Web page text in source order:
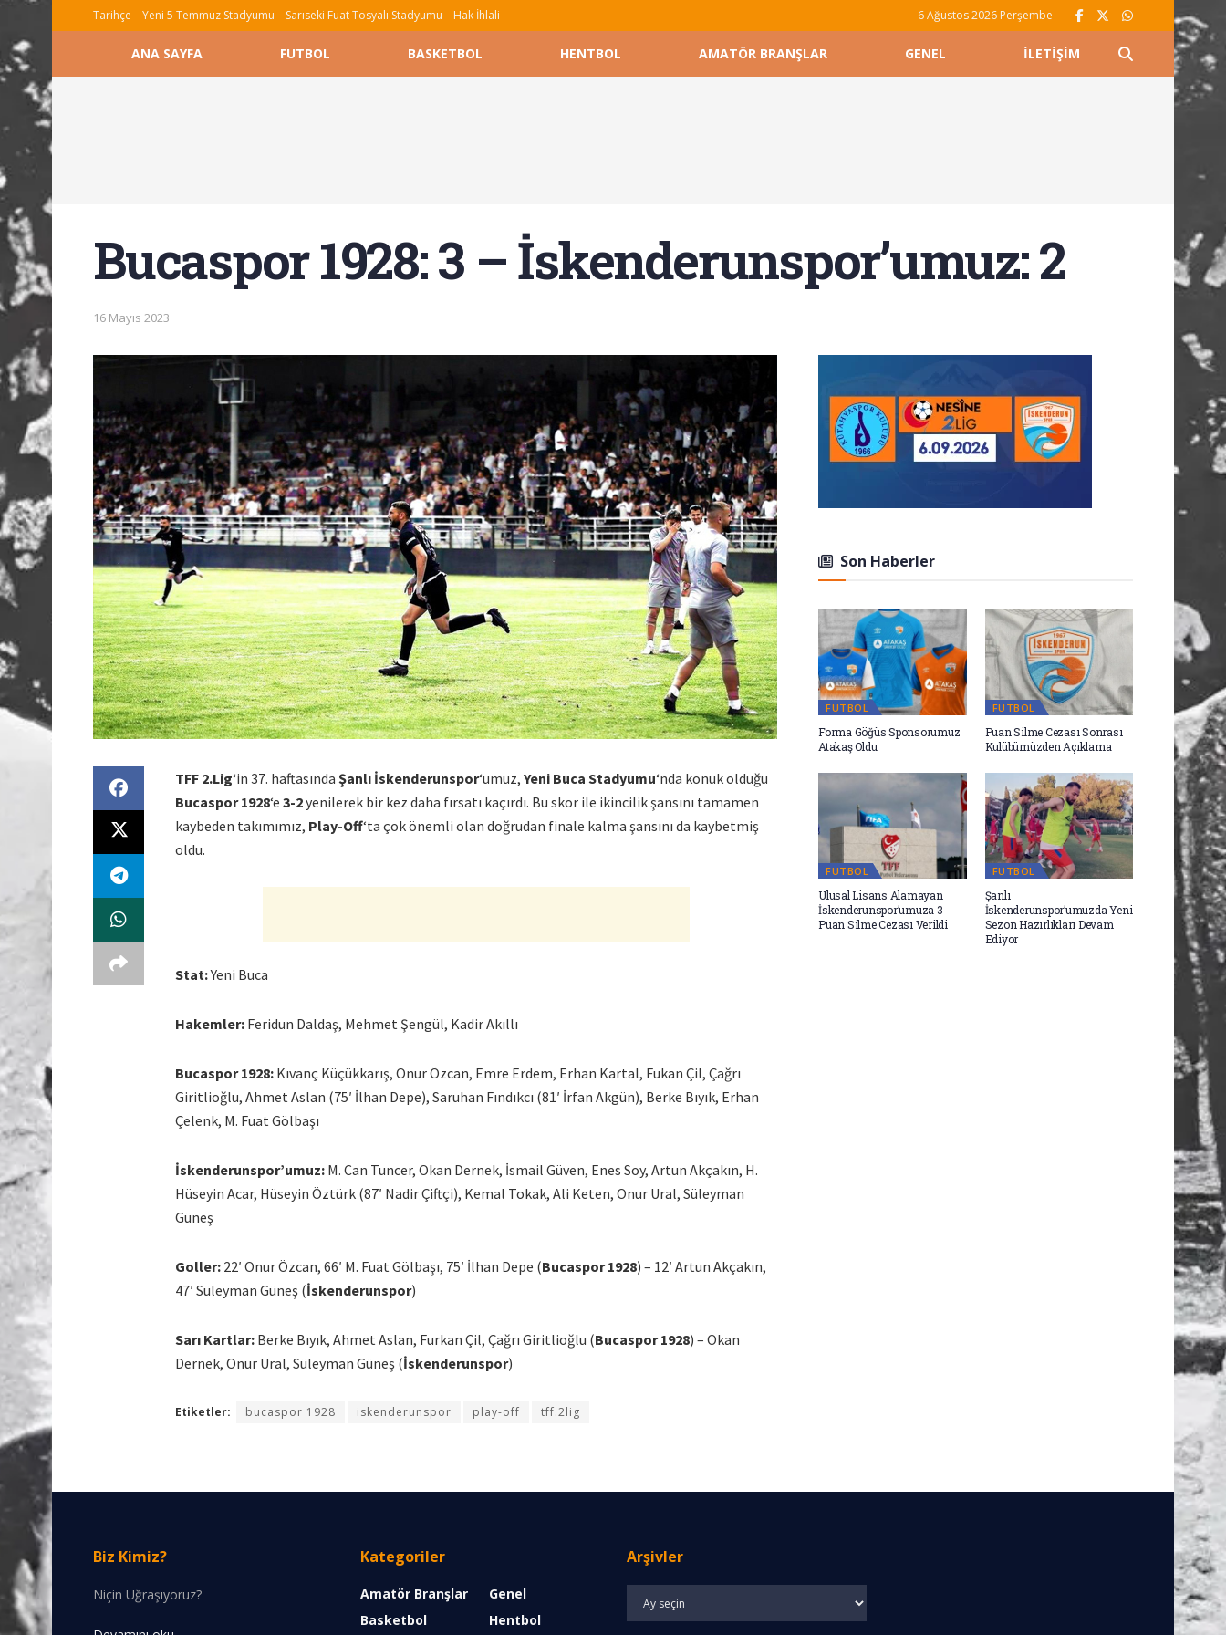
Tarihçe Yeni 5 Temmuz Stadyumu Sarıseki Fuat Tosyalı Stadyumu Hak İhlali 6 Ağustos 2026 Perşembe
ANA SAYFA FUTBOL BASKETBOL HENTBOL AMATÖR BRANŞLAR GENEL İLETIŞIM
Bucaspor 1928: 3 – İskenderunspor’umuz: 2
16 Mayıs 2023
TFF 2.Lig‘in 37. haftasında Şanlı İskenderunspor‘umuz, Yeni Buca Stadyumu‘nda konuk olduğu
Bucaspor 1928‘e 3-2yenilerek bir kez daha fırsatı kaçırdı. Bu skor ile ikincilik şansını tamamen
kaybeden takımımız, Play-Off‘ta çok önemli olan doğrudan finale kalma şansını da kaybetmiş
oldu.
Stat:Yeni Buca
Hakemler: Feridun Daldaş, Mehmet Şengül, Kadir Akıllı
Bucaspor 1928: Kıvanç Küçükkarış, Onur Özcan, Emre Erdem, Erhan Kartal, Fukan Çil, Çağrı
Giritlioğlu, Ahmet Aslan (75′ İlhan Depe), Saruhan Fındıkcı (81′ İrfan Akgün), Berke Bıyık, Erhan
Çelenk, M. Fuat Gölbaşı
İskenderunspor’umuz: M. Can Tuncer, Okan Dernek, İsmail Güven, Enes Soy, Artun Akçakın, H.
Hüseyin Acar, Hüseyin Öztürk (87′ Nadir Çiftçi), Kemal Tokak, Ali Keten, Onur Ural, Süleyman
Güneş
Goller: 22′ Onur Özcan, 66′ M. Fuat Gölbaşı, 75′ İlhan Depe (Bucaspor 1928) – 12′ Artun Akçakın,
47′ Süleyman Güneş (İskenderunspor)
Sarı Kartlar: Berke Bıyık, Ahmet Aslan, Furkan Çil, Çağrı Giritlioğlu (Bucaspor 1928) – Okan
Dernek, Onur Ural, Süleyman Güneş (İskenderunspor)
Etiketler: bucaspor 1928 iskenderunspor play-off tff.2lig
Son Haberler
FUTBOL
Forma Göğüs Sponsorumuz
Atakaş Oldu
FUTBOL
Puan Silme Cezası Sonrası
Kulübümüzden Açıklama
FUTBOL
Ulusal Lisans Alamayan
İskenderunspor’umuza 3
Puan Silme Cezası Verildi
FUTBOL
Şanlı
İskenderunspor’umuzda Yeni
Sezon Hazırlıkları Devam
Ediyor
Biz Kimiz?
Niçin Uğraşıyoruz?
Kategoriler
Amatör Branşlar
Basketbol
Genel
Hentbol
Arşivler